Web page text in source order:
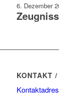
6. Dezember
KONTAKT